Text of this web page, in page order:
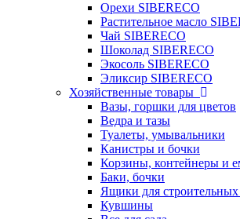
Орехи SIBERECO
Растительное масло
Чай SIBERECO
Шоколад SIBERECO
Экосоль SIBERECO
Эликсир SIBERECO
Хозяйственные товары
Вазы, горшки для цветов
Ведра и тазы
Туалеты, умывальники
Канистры и бочки
Корзины, контейнеры и
Баки, бочки
Ящики для
Кувшины